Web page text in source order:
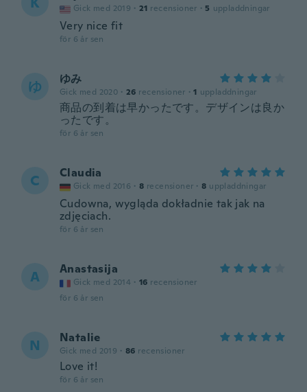
Gick med 2019 · 21 recensioner · 5 uppladdningar
Very nice fit
för 6 år sen
ゆ ゆみ
Gick med 2020 · 26 recensioner · 1 uppladdningar
商品の到着は早かったです。デザインは良か
ったです。
för 6 år sen
C Claudia
Gick med 2016 · 8 recensioner · 8 uppladdningar
Cudowna, wygląda dokładnie tak jak na
zdjęciach.
för 6 år sen
A Anastasija
Gick med 2014 · 16 recensioner
för 6 år sen
N Natalie
Gick med 2019 · 86 recensioner
Love it!
för 6 år sen